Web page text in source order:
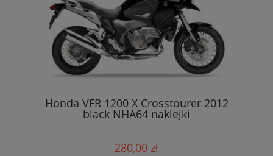
Honda VFR 1200 X Crosstourer 2012
black NHA64 naklejki
280,00 zł